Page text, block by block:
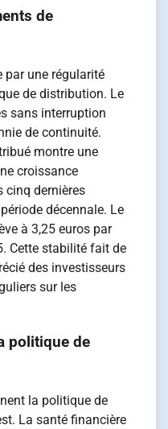
de
par une régularité
de distribution. Le
sans interruption
de continuité.
montre une
croissance
cinq dernières
décennale. Le
à 3,25 euros par
Cette stabilité fait de
des investisseurs
sur les
politique de
la politique de
La santé financière